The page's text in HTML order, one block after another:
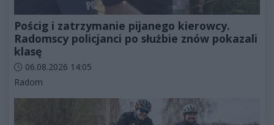
Pościg i zatrzymanie pijanego kierowcy.
Radomscy policjanci po służbie znów pokazali
klasę
Data dodania artykułu:
06.08.2026 14:05
Kategorie artykułu:
Radom